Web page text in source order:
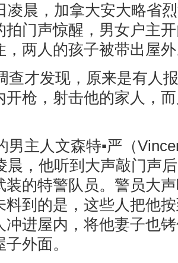
凌晨，加拿大安大略省
拍门声惊醒，男女户主
，两人的孩子被带出屋
查才发现，原来是有人
开枪，射击他的家人，
男主人文森特▪严（
晨，他听到大声敲门声
装的特警队员。警员大
料到的是，这些人把他
冲进屋内，将他妻子也
外面。